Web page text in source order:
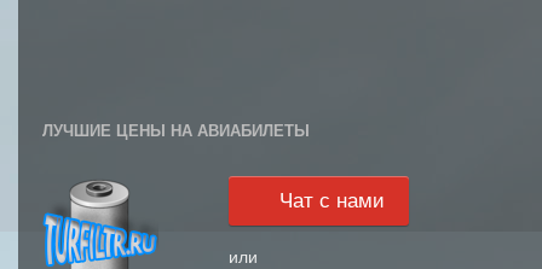
ЛУЧШИЕ ЦЕНЫ НА АВИАБИЛЕТЫ
Чат с нами
или